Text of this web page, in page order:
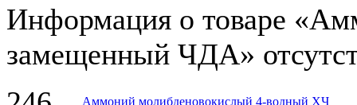
Информация о товаре
замещенный ЧДА»
Аммоний молибденовокислый 4-водный ХЧ